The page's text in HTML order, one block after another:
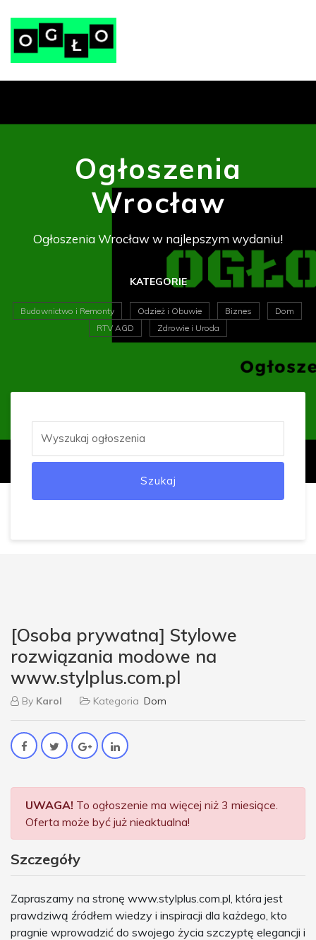
Ogłoszenia
Wrocław
Ogłoszenia Wrocław w najlepszym wydaniu!
KATEGORIE
Budownictwo i Remonty Odzież i Obuwie Biznes
Dom
RTV AGD
Zdrowie i Uroda
Szukaj
[Osoba prywatna] Stylowe
rozwiązania modowe na
www.stylplus.com.pl
By Karol Kategoria Dom
UWAGA! To ogłoszenie ma więcej niż 3 miesiące.
Oferta może być już nieaktualna!
Szczegóły
Zapraszamy na stronę www.stylplus.com.pl, która jest
prawdziwą źródłem wiedzy i inspiracji dla każdego, kto
pragnie wprowadzić do swojego życia szczyptę elegancji i